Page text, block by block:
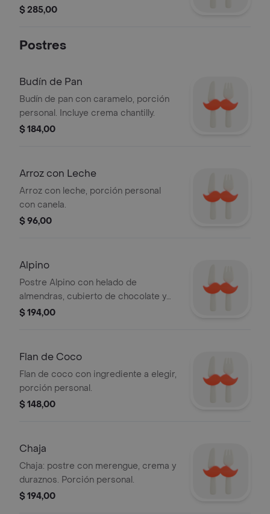
mayonesa, papas fritas, cheddar,
$ 285,00
Postres
Budín de Pan
Budín de pan con caramelo, porción
personal. Incluye crema chantilly.
$ 184,00
Arroz con Leche
Arroz con leche, porción personal
con canela.
$ 96,00
Alpino
Postre Alpino con helado de
almendras, cubierto de chocolate y
decorado con una cereza. Porción
$ 194,00
Flan de Coco
Flan de coco con ingrediente a elegir,
porción personal.
$ 148,00
Chaja
Chaja: postre con merengue, crema y
duraznos. Porción personal.
$ 194,00